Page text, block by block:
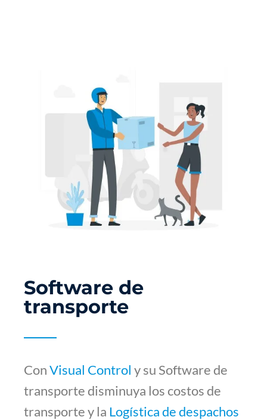
Software de
transporte
ConVisual Control y su Software de
transporte disminuya los costos de
transporte y la Logística de despachos